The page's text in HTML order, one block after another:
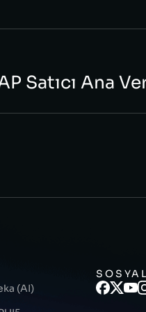
Satıcı Ana
(AI)